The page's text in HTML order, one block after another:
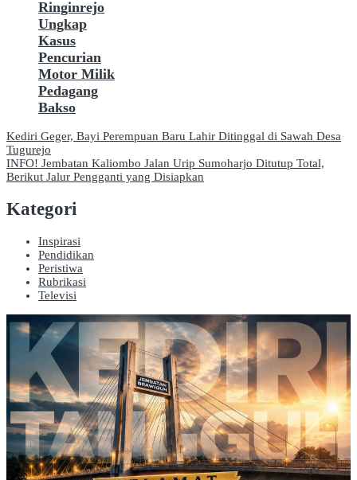
Ringinrejo
Ungkap
Kasus
Pencurian
Motor Milik
Pedagang
Bakso
Navigasi
pos
Kediri Geger, Bayi Perempuan Baru Lahir Ditinggal di Sawah Desa
Tugurejo
INFO! Jembatan Kaliombo Jalan Urip Sumoharjo Ditutup Total,
Berikut Jalur Pengganti yang Disiapkan
Kategori
Inspirasi
Pendidikan
Peristiwa
Rubrikasi
Televisi